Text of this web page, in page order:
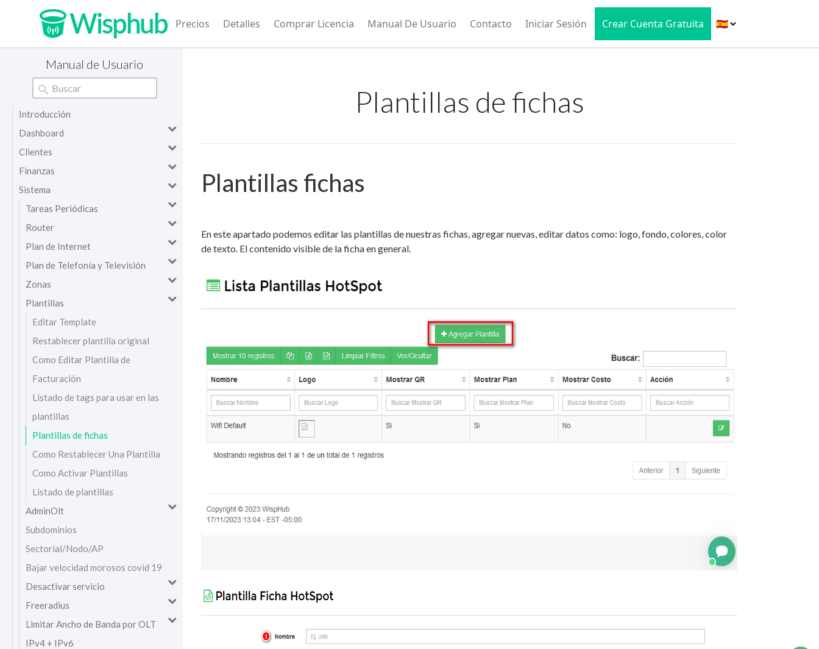
Precios Detalles Comprar Licencia Manual De Usuario Contacto Iniciar Sesión Crear Cuenta Gratuita
Manual de Usuario
Introducción
Dashboard
Clientes
Finanzas
Sistema
Tareas Periódicas
Router
Plan de Internet
Plan de Telefonía y Televisión
Zonas
Plantillas
Editar Template
Restablecer plantilla original
Como Editar Plantilla de
Facturación
Listado de tags para usar en las
plantillas
Plantillas de fichas
Como Restablecer Una Plantilla
Como Activar Plantillas
Listado de plantillas
AdminOlt
Subdominios
Sectorial/Nodo/AP
Bajar velocidad morosos covid 19
Desactivar servicio
Freeradius
Limitar Ancho de Banda por OLT
IPv4 + IPv6
Plantillas de fichas
Plantillas fichas
En este apartado podemos editar las plantillas de nuestras fichas, agregar nuevas, editar datos como: logo, fondo, colores, color
de texto. El contenido visible de la ficha en general.